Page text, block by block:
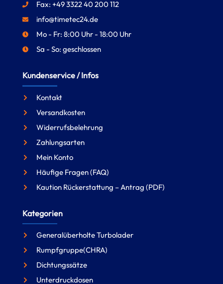
Fax: +49 3322 40 200 112
info@timetec24.de
Mo - Fr: 8:00 Uhr - 18:00 Uhr
Sa - So: geschlossen
Kundenservice / Infos
Kontakt
Versandkosten
Widerrufsbelehrung
Zahlungsarten
Mein Konto
Häufige Fragen (FAQ)
Kaution Rückerstattung – Antrag (PDF)
Kategorien
Generalüberholte Turbolader
Rumpfgruppe(CHRA)
Dichtungssätze
Unterdruckdosen